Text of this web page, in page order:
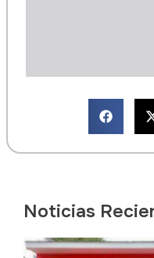
Noticias